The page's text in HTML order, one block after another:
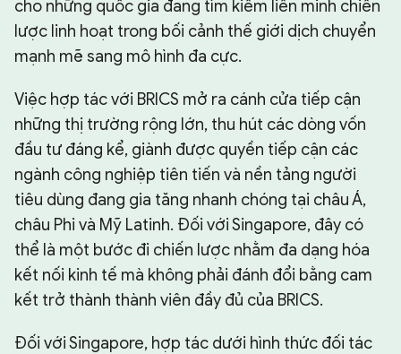
cho những quốc gia đang tìm kiếm liên minh chiến
lược linh hoạt trong bối cảnh thế giới dịch chuyển
mạnh mẽ sang mô hình đa cực.
Việc hợp tác với BRICS mở ra cánh cửa tiếp cận
những thị trường rộng lớn, thu hút các dòng vốn
đầu tư đáng kể, giành được quyền tiếp cận các
ngành công nghiệp tiên tiến và nền tảng người
tiêu dùng đang gia tăng nhanh chóng tại châu Á,
châu Phi và Mỹ Latinh. Đối với Singapore, đây có
thể là một bước đi chiến lược nhằm đa dạng hóa
kết nối kinh tế mà không phải đánh đổi bằng cam
kết trở thành thành viên đầy đủ của BRICS.
Đối với Singapore, hợp tác dưới hình thức đối tác